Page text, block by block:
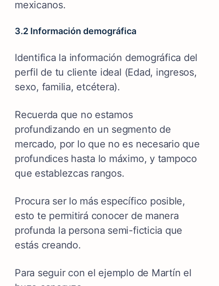
mexicanos.
3.2 Información demográfica
Identifica la información demográfica del
perfil de tu cliente ideal (Edad, ingresos,
sexo, familia, etcétera).
Recuerda que no estamos
profundizando en un segmento de
mercado, por lo que no es necesario que
profundices hasta lo máximo, y tampoco
que establezcas rangos.
Procura ser lo más específico posible,
esto te permitirá conocer de manera
profunda la persona semi-ficticia que
estás creando.
Para seguir con el ejemplo de Martín el